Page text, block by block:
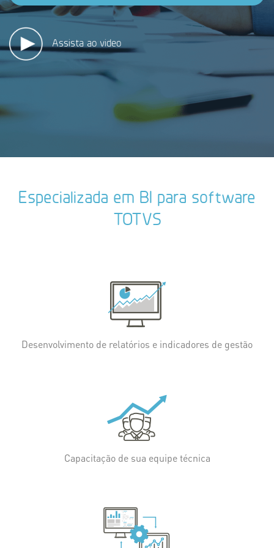
Assista ao video
Especializada em BI para software
TOTVS
Desenvolvimento de relatórios e indicadores de gestão
Capacitação de sua equipe técnica